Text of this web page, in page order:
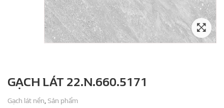
GẠCH LÁT 22.N.660.5171
Gạch lát nền, Sản phẩm